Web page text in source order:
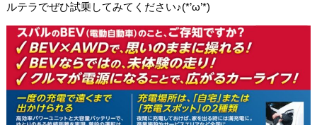
ルテラでぜひ試乗してみてください♪(*’ω’*)